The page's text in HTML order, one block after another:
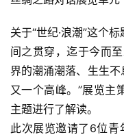
关于“世纪·浪潮”这个
间之贯穿，迄于今而
界的潮涌潮落、生生
又一个高峰。”展览主
主题进行了解读。
此次展览邀请了6位